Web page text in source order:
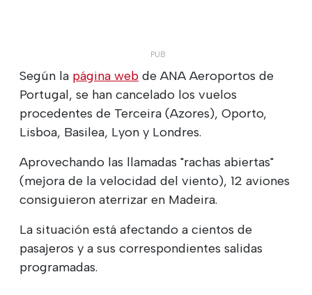
Según la página web de ANA Aeroportos de
Portugal, se han cancelado los vuelos
procedentes de Terceira (Azores), Oporto,
Lisboa, Basilea, Lyon y Londres.
Aprovechando las llamadas "rachas abiertas"
(mejora de la velocidad del viento), 12 aviones
consiguieron aterrizar en Madeira.
La situación está afectando a cientos de
pasajeros y a sus correspondientes salidas
programadas.